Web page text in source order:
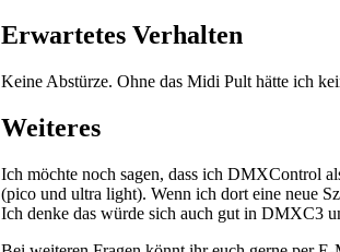
Erwartetes Verhalten
Keine Abstürze. Ohne das Midi Pult hätte ich
Weiteres
Ich möchte noch sagen, dass ich DMXControl
(pico und ultra light). Wenn ich dort eine neue
Ich denke das würde sich auch gut in DMXC3